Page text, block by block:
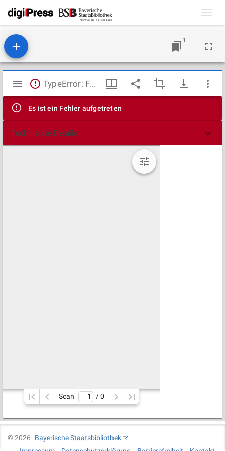
1
Mirador
Viewer
TypeError: Failed to fetch
Es ist ein Fehler aufgetreten
Technische Details
Scan / 0
©2026
Bayerische Staatsbibliothek